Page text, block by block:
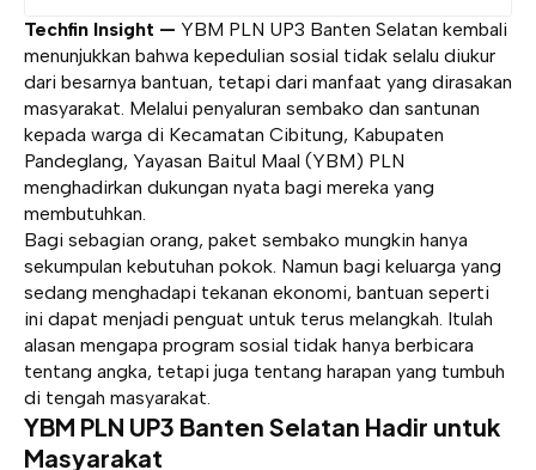
Techfin Insight — YBM PLN UP3 Banten Selatan kembali
menunjukkan bahwa kepedulian sosial tidak selalu diukur
dari besarnya bantuan, tetapi dari manfaat yang dirasakan
masyarakat. Melalui penyaluran sembako dan santunan
kepada warga di Kecamatan Cibitung, Kabupaten
Pandeglang, Yayasan Baitul Maal (YBM) PLN
menghadirkan dukungan nyata bagi mereka yang
membutuhkan.
Bagi sebagian orang, paket sembako mungkin hanya
sekumpulan kebutuhan pokok. Namun bagi keluarga yang
sedang menghadapi tekanan ekonomi, bantuan seperti
ini dapat menjadi penguat untuk terus melangkah. Itulah
alasan mengapa program sosial tidak hanya berbicara
tentang angka, tetapi juga tentang harapan yang tumbuh
di tengah masyarakat.
YBM PLN UP3 Banten Selatan Hadir untuk
Masyarakat